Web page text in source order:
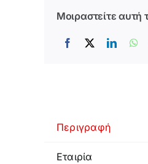
Μοιραστείτε αυτή
Περιγραφή
Εταιρία